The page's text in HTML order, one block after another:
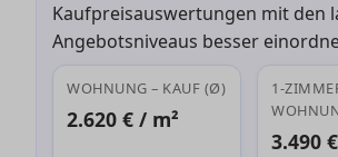
Kaufpreisauswertungen mit den
Angebotsniveaus besser
WOHNUNG – KAUF (Ø)
2.620 € / m²
1-
3.490